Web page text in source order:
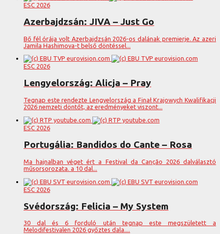
ESC 2026
Azerbajdzsán: JIVA – Just Go
Bő fél órája volt Azerbajdzsán 2026-os dalának premierje. Az azeri
Jamila Hashimova-t belső döntéssel...
ESC 2026
Lengyelország: Alicja – Pray
Tegnap este rendezte Lengyelország a Finał Krajowych Kwalifikacji
2026 nemzeti döntőt, az eredményeket viszont...
ESC 2026
Portugália: Bandidos do Cante – Rosa
Ma hajnalban véget ért a Festival da Canção 2026 dalválasztó
műsorsorozata. a 10 dal...
ESC 2026
Svédország: Felicia – My System
30 dal és 6 forduló után tegnap este megszületett a
Melodifestivalen 2026 győztes dala....